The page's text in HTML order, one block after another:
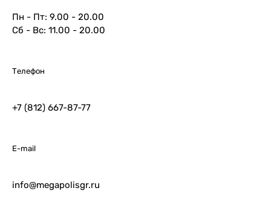
Пн - Пт: 9.00 - 20.00
Сб - Вс: 11.00 - 20.00
Телефон
+7 (812) 667-87-77
E-mail
info@megapolisgr.ru